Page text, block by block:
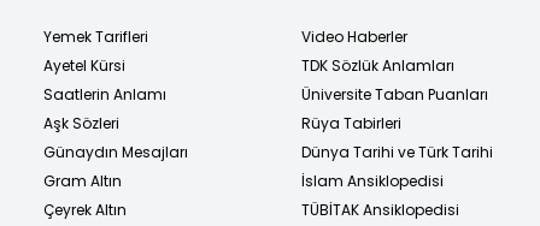
Yemek Tarifleri
Ayetel Kürsi
Saatlerin Anlamı
Aşk Sözleri
Günaydın Mesajları
Gram Altın
Çeyrek Altın
Video Haberler
TDK Sözlük Anlamları
Üniversite Taban Puanları
Rüya Tabirleri
Dünya Tarihi ve Türk Tarihi
İslam Ansiklopedisi
TÜBİTAK Ansiklopedisi